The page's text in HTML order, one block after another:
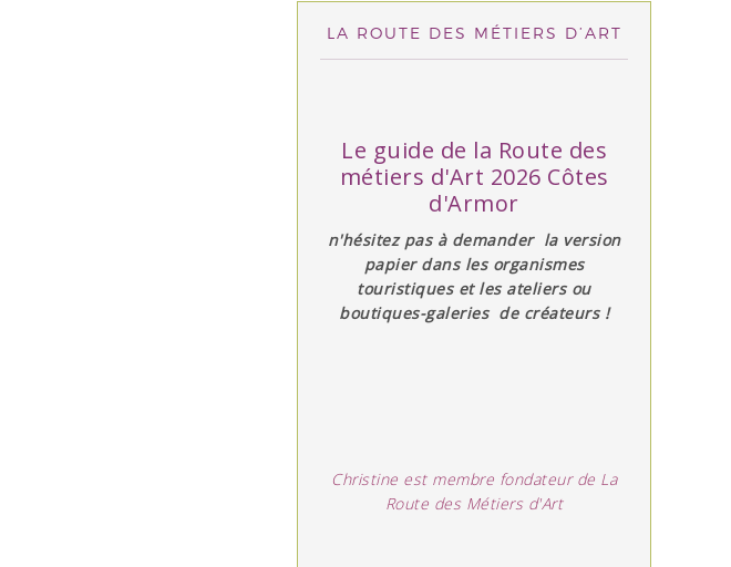
LA ROUTE DES MÉTIERS D’ART
Le guide de la Route des
métiers d'Art 2026 Côtes
d'Armor
n'hésitez pas à demander la version
papier dans les organismes
touristiques et les ateliers ou
boutiques-galeries de créateurs !
Christine est membre fondateur de La
Route des Métiers d'Art